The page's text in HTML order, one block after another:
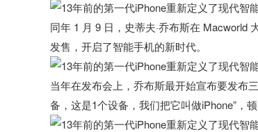
同年 1 月 9 日，史蒂夫·乔布斯在 Macworld
发售，开启了智能手机的新时代。
当年在发布会上，乔布斯最开始宣布要发布
备，这是1个设备，我们把它叫做iPhone”，